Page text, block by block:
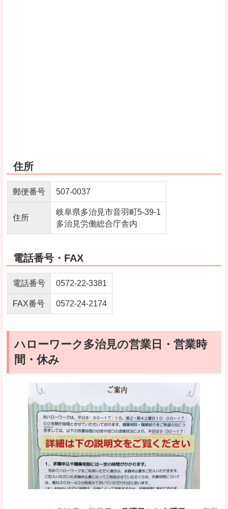
住所
郵便番号 507‐0037
住所
岐阜県多治見市音羽町5‐39‐1
多治見労働総合庁舎内
電話番号・FAX
電話番号 0572-22-3381
FAX番号 0572-24-2174
ハローワーク多治見の営業日・営業時
間・休み